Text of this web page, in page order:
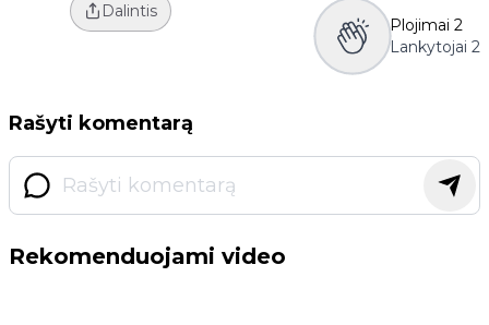
Dalintis
Plojimai 2
Lankytojai 2
Rašyti komentarą
Rekomenduojami video